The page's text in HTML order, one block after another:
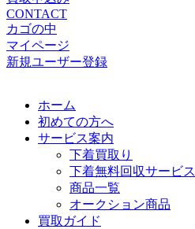
CONTACT
カゴの中
マイページ
新規ユーザー登録
ホーム
初めての方へ
サービス案内
下着買取り
下着無料回収サービス
商品一覧
オークション商品
買取ガイド